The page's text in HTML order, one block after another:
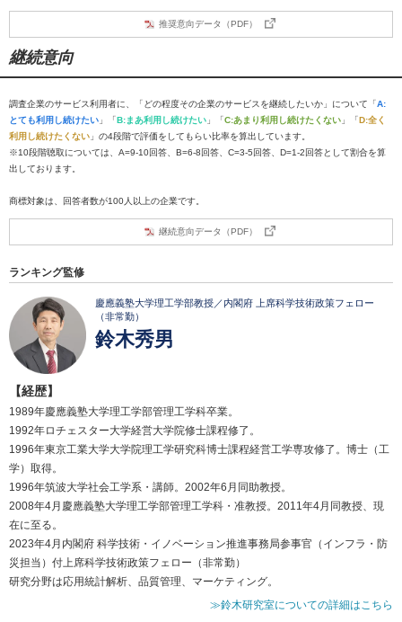
推奨意向データ（PDF）
継続意向
調査企業のサービス利用者に、「どの程度その企業のサービスを継続したいか」について「A:
とても利用し続けたい 」「B:まあ利用し続けたい 」「C:あまり利用し続けたくない 」「D:全く
利用し続けたくない 」の4段階で評価をしてもらい比率を算出しています。
※10段階聴取については、A=9-10回答、B=6-8回答、C=3-5回答、D=1-2回答として割合を算
出しております。
商標対象は、回答者数が100人以上の企業です。
継続意向データ（PDF）
ランキング監修
慶應義塾大学理工学部教授／内閣府 上席科学技術政策フェロー
（非常勤）
鈴木秀男
【経歴】
1989年慶應義塾大学理工学部管理工学科卒業。
1992年ロチェスター大学経営大学院修士課程修了。
1996年東京工業大学大学院理工学研究科博士課程経営工学専攻修了。博士（工
学）取得。
1996年筑波大学社会工学系・講師。2002年6月同助教授。
2008年4月慶應義塾大学理工学部管理工学科・准教授。2011年4月同教授、現
在に至る。
2023年4月内閣府 科学技術・イノベーション推進事務局参事官（インフラ・防
災担当）付上席科学技術政策フェロー（非常勤）
研究分野は応用統計解析、品質管理、マーケティング。
≫鈴木研究室についての詳細はこちら